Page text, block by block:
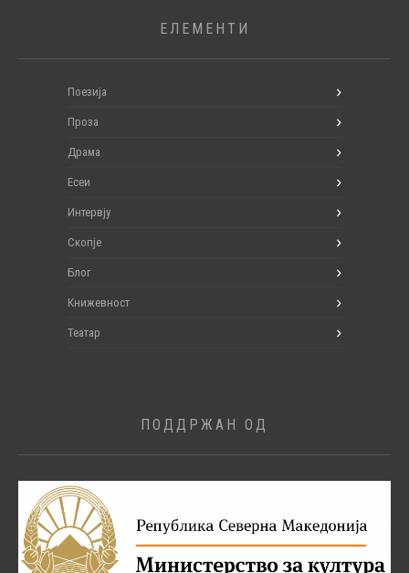
ЕЛЕМЕНТИ
Поезија
Проза
Драма
Есеи
Интервју
Скопје
Блог
Книжевност
Театар
ПОДДРЖАН ОД